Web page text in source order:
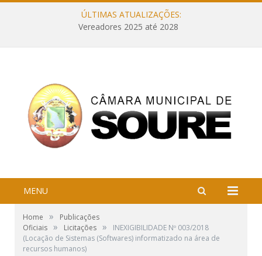
ÚLTIMAS ATUALIZAÇÕES:
Vereadores 2025 até 2028
MENU
Home »
Publicações
Oficiais » Licitações »
INEXIGIBILIDADE Nº 003/2018
(Locação de Sistemas (Softwares) informatizado na área de
recursos humanos)